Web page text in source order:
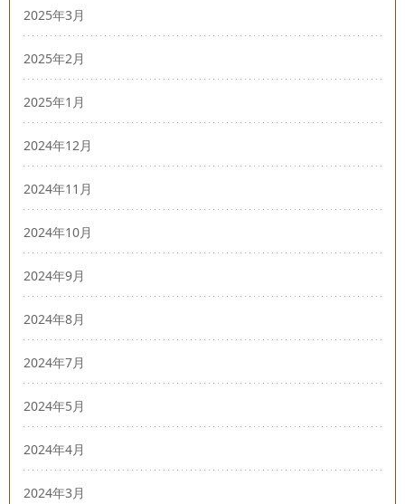
2025年3月
2025年2月
2025年1月
2024年12月
2024年11月
2024年10月
2024年9月
2024年8月
2024年7月
2024年5月
2024年4月
2024年3月